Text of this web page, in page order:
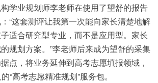
学业规划师李老师在使用了望舒的报告
“这套测评让我第一次能向家长清楚地解
适合研究型专业，而不是应用型。家长
规划方案。”李老师后来成为望舒的采集
点，将业务延伸到高考志愿填报领域，
“高考志愿精准规划”服务包。